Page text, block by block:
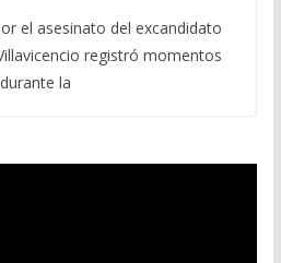
el asesinato del excandidato
registró momentos
la